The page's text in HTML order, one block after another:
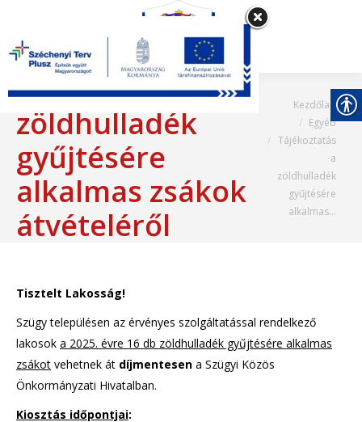
Tájékoztatás a
zöldhulladék
gyűjtésére
alkalmas zsákok
átvételéről
Most itt vagy:
Kezdőlap
Egyéb
Tájékoztatás
a
zöldhulladék
gyűjtésére
alkalmas…
Tisztelt Lakosság!
Szügy településen az érvényes szolgáltatással rendelkező
lakosok a 2025. évre 16 db zöldhulladék gyűjtésére alkalmas
zsákot vehetnek át díjmentesen a Szügyi Közös
Önkormányzati Hivatalban.
Kiosztás időpontjai: